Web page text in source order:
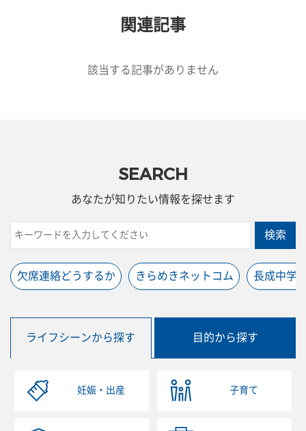
関連記事
該当する記事がありません
SEARCH
あなたが知りたい情報を探せます
検索
欠席連絡どうするか きらめきネットコム 長成中学
ライフシーンから探す 目的から探す
妊娠・出産 子育て